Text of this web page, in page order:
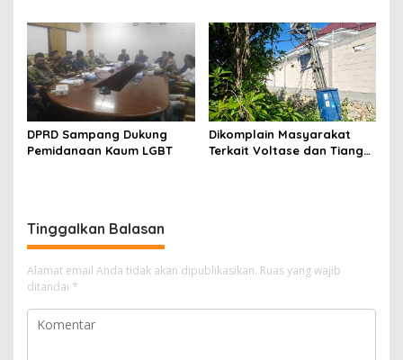
Perkuat Sinergi dengan
Nelayan Sampang
DPRD Sampang Dukung
Pemidanaan Kaum LGBT
Dikomplain Masyarakat
Terkait Voltase dan Tiang
Tinggalkan Balasan
Alamat email Anda tidak akan dipublikasikan. Ruas yang wajib
ditandai *